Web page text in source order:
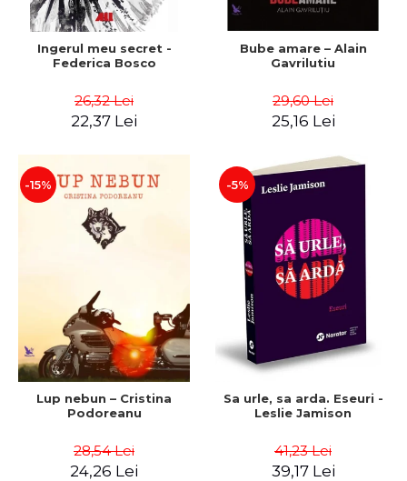
Ingerul meu secret -
Federica Bosco
26,32 Lei
22,37 Lei
Bube amare – Alain
Gavrilutiu
29,60 Lei
25,16 Lei
-15%
Lup nebun – Cristina
Podoreanu
28,54 Lei
24,26 Lei
-5%
Sa urle, sa arda. Eseuri -
Leslie Jamison
41,23 Lei
39,17 Lei